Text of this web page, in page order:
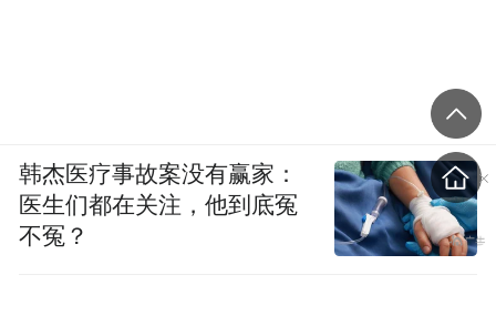
韩杰医疗事故案没有赢家：
医生们都在关注，他到底冤
不冤？